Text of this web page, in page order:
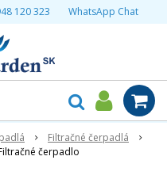
120 323 WhatsApp Chat
Filtračné čerpadlá
čerpadlo